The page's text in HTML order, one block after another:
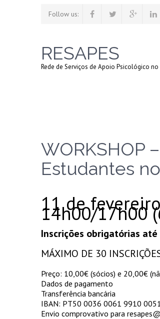
Follow us:
RESAPES
Rede de Serviços de Apoio Psicológico
WORKSHOP
Estudantes
11 de
14h00/17h00
Inscrições obrigatórias
MÁXIMO DE 30
Preço: 10,00€ (sócios) e 20,00€
Dados de pagamento
Transferência bancária
IBAN: PT50 0036 0061 9910
Envio comprovativo para